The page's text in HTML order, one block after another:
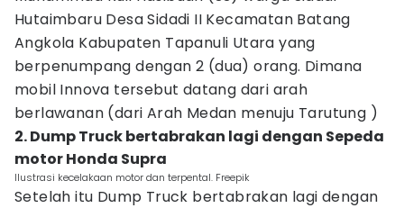
Hutaimbaru Desa Sidadi II Kecamatan Batang
Angkola Kabupaten Tapanuli Utara yang
berpenumpang dengan 2 (dua) orang. Dimana
mobil Innova tersebut datang dari arah
berlawanan (dari Arah Medan menuju Tarutung )
2. Dump Truck bertabrakan lagi dengan Sepeda
motor Honda Supra
Ilustrasi kecelakaan motor dan terpental. Freepik
Setelah itu Dump Truck bertabrakan lagi dengan